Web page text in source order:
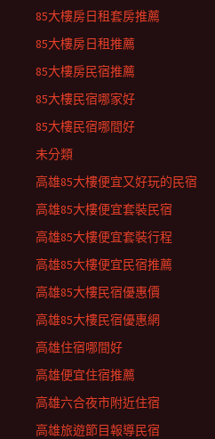
85大樓房日租套房推薦
85大樓房日租推薦
85大樓房民宿推薦
85大樓民宿哪家好
85大樓民宿哪間好
未分類
高雄85大樓便宜又好玩的民宿
高雄85大樓便宜套裝民宿
高雄85大樓便宜套裝行程
高雄85大樓便宜民宿推薦
高雄85大樓民宿優惠價
高雄85大樓民宿優惠網
高雄住宿哪間好
高雄便宜住宿推薦
高雄六合夜市附近住宿
高雄旅遊節目報導民宿